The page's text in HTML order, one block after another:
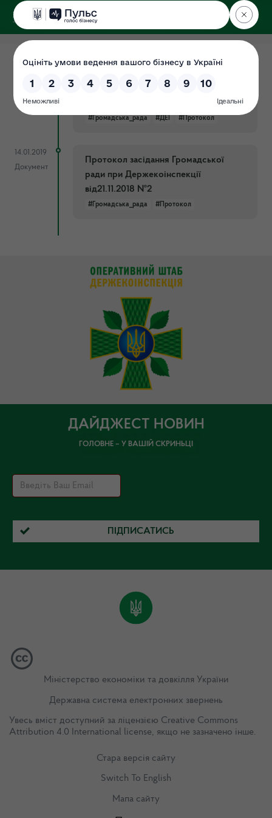
ДЕРЖЕКОІНСПЕКЦІЯ
17.01.2019
Документ
ради при Держекоінспекції №2 від
#Громадська_рада #ДЕІ #Протокол
14.01.2019
Документ
Протокол засідання Громадської
ради при Держекоінспекції
від21.11.2018 №2
#Громадська_рада #Протокол
ДАЙДЖЕСТ НОВИН
ГОЛОВНЕ – У ВАШІЙ СКРИНЬЦІ
ПІДПИСАТИСЬ
Міністерство економіки та довкілля України
Державна система електронних звернень
Увесь вміст доступний за ліцензією Creative Commons
Attribution 4.0 International license, якщо не зазначено інше.
Стара версія сайту
Switch To English
Мапа сайту